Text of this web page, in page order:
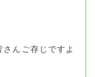
んご存じですよ